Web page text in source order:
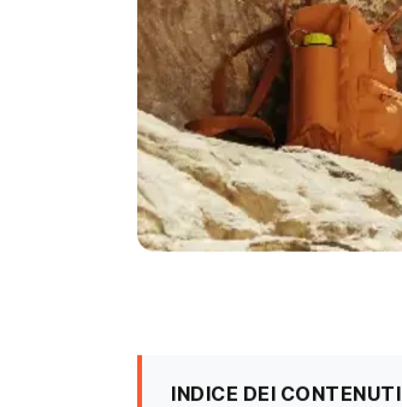
INDICE DEI CONTENUTI